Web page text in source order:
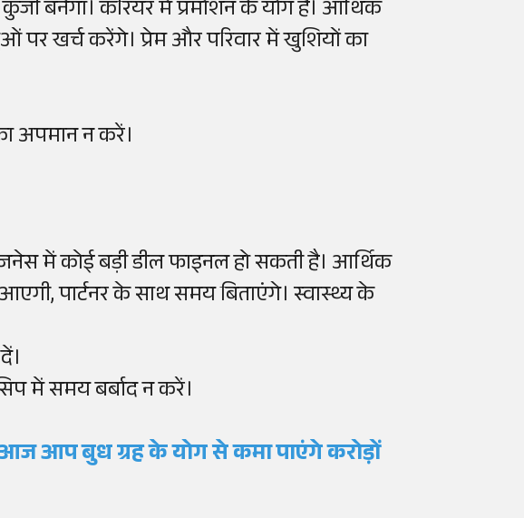
बनेगा। करियर में प्रमोशन के योग हैं। आर्थिक
पर खर्च करेंगे। प्रेम और परिवार में खुशियों का
अपमान न करें।
में कोई बड़ी डील फाइनल हो सकती है। आर्थिक
आएगी, पार्टनर के साथ समय बिताएंगे। स्वास्थ्य के
में समय बर्बाद न करें।
आप बुध ग्रह के योग से कमा पाएंगे करोड़ों